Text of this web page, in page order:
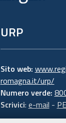
URP
Sito web:
romagna.it/urp/
Numero verde:
Scrivici: e-mail -